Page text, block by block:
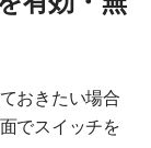
おきたい場合
でスイッチを